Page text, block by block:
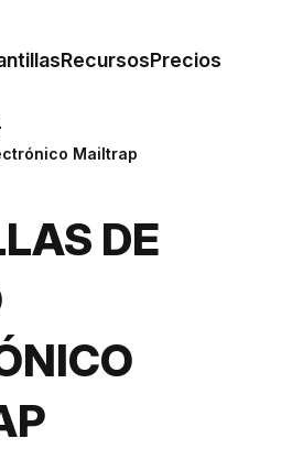
RecursosPrecios
Mailtrap
DE